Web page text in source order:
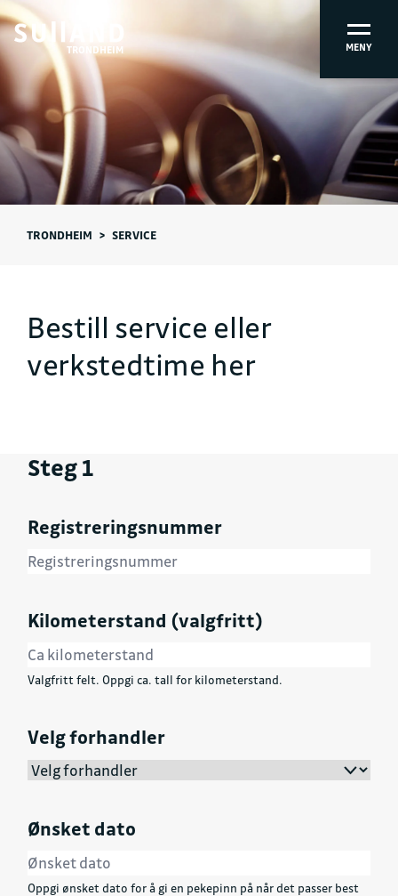
TRONDHEIM MENY
TRONDHEIM > SERVICE
Bestill service eller
verkstedtime her
Steg 1
Registreringsnummer
Kilometerstand (valgfritt)
Valgfritt felt. Oppgi ca. tall for kilometerstand.
Velg forhandler
Ønsket dato
Oppgi ønsket dato for å gi en pekepinn på når det passer best